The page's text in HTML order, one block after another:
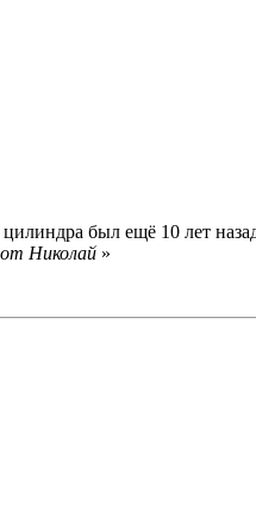
был ещё 10 лет
Николай »